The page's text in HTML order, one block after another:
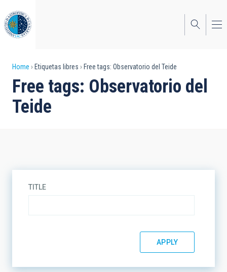
to
main
content
Breadcrumb
Home Etiquetas libres Free tags: Observatorio del Teide
Free tags: Observatorio del
Teide
TITLE